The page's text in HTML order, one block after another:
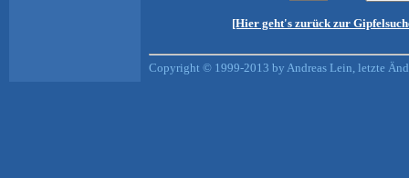
[Hier geht's zurück zur
Copyright © 1999-2013 by Andreas Lein, letzte